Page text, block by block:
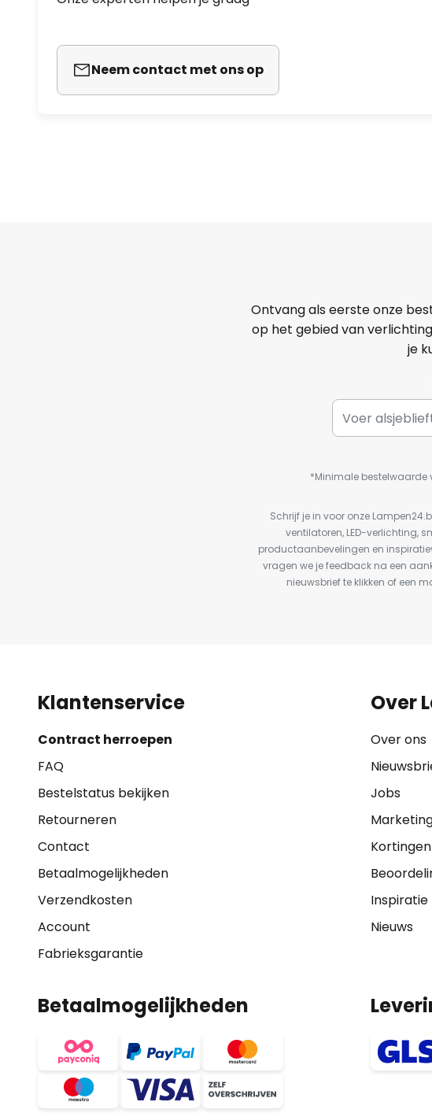
Neem contact met ons op
Ontvang als eerste onze
op het gebied van
je
*Minimale bestelwaarde
Schrijf je in voor onze
ventilatoren, LED-verlichting,
productaanbevelingen en
vragen we je feedback na een
nieuwsbrief te klikken of een
Klantenservice
Contract herroepen
FAQ
Bestelstatus bekijken
Retourneren
Contact
Betaalmogelijkheden
Verzendkosten
Account
Fabrieksgarantie
Over
Over ons
Jobs
Inspiratie
Nieuws
Betaalmogelijkheden